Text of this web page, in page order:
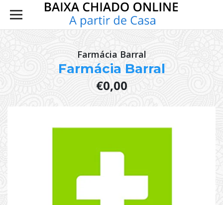
Farmácia Barral
Farmácia Barral
€0,00